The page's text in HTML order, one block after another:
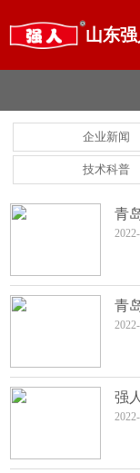
山东
企业新闻
技术科普
青
青
强